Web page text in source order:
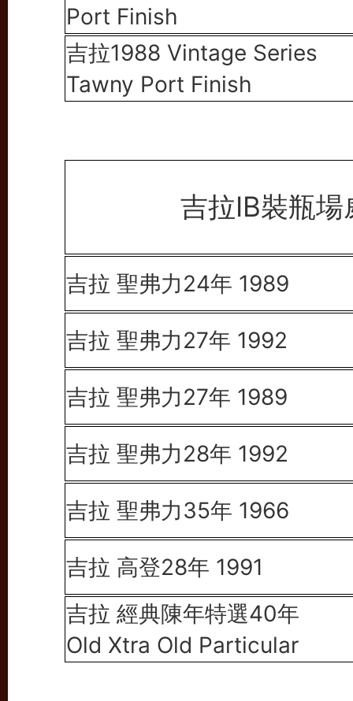
Port Finish
吉拉1988 Vintage Series
Tawny Port Finish
吉拉IB裝瓶
吉拉 聖弗力24年 1989
吉拉 聖弗力27年 1992
吉拉 聖弗力27年 1989
吉拉 聖弗力28年 1992
吉拉 聖弗力35年 1966
吉拉 高登28年 1991
吉拉 經典陳年特選40年
Old Xtra Old Particular